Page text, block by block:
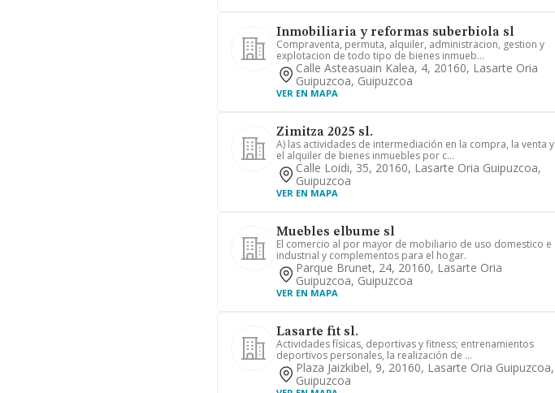
Inmobiliaria y reformas suberbiola sl
Compraventa, permuta, alquiler, administracion, gestion y
explotacion de todo tipo de bienes inmueb...
Calle Asteasuain Kalea, 4, 20160, Lasarte Oria
Guipuzcoa, Guipuzcoa
VER EN MAPA
Zimitza 2025 sl.
A) las actividades de intermediación en la compra, la venta y
el alquiler de bienes inmuebles por c...
Calle Loidi, 35, 20160, Lasarte Oria Guipuzcoa,
Guipuzcoa
VER EN MAPA
Muebles elbume sl
El comercio al por mayor de mobiliario de uso domestico e
industrial y complementos para el hogar.
Parque Brunet, 24, 20160, Lasarte Oria
Guipuzcoa, Guipuzcoa
VER EN MAPA
Lasarte fit sl.
Actividades físicas, deportivas y fitness; entrenamientos
deportivos personales, la realización de ...
Plaza Jaizkibel, 9, 20160, Lasarte Oria Guipuzcoa,
Guipuzcoa